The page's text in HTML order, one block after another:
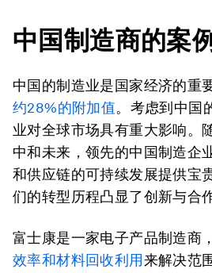
中国制造商的案
中国的制造业是国家经济的重
约28%的附加值。考虑到中国
业对全球市场具有重大影响。
中和未来，领先的中国制造企
和供应链的可持续发展提供宝
们的转型历程凸显了创新与合
富士康是一家电子产品制造商
效率和材料回收利用来解决范